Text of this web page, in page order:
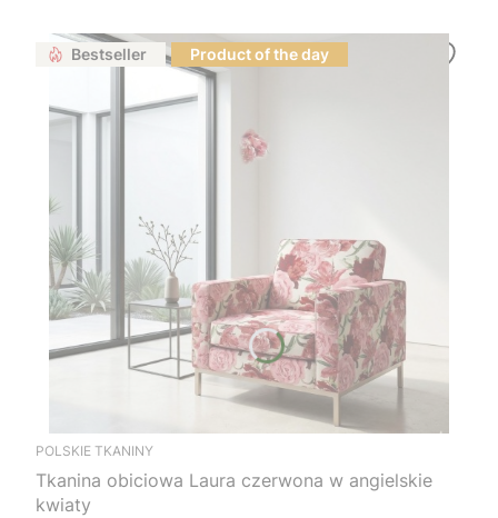
Bestseller Product of the day
POLSKIE TKANINY
Tkanina obiciowa Laura czerwona w angielskie
kwiaty